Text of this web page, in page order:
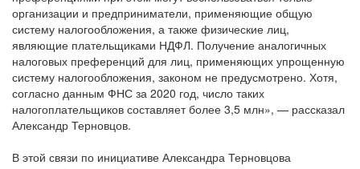
организации и предприниматели, применяющие общую
систему налогообложения, а также физические лиц,
являющие плательщиками НДФЛ. Получение аналогичных
налоговых преференций для лиц, применяющих упрощенную
систему налогообложения, законом не предусмотрено. Хотя,
согласно данным ФНС за 2020 год, число таких
налогоплательщиков составляет более 3,5 млн», — рассказал
Александр Терновцов.
В этой связи по инициативе Александра Терновцова